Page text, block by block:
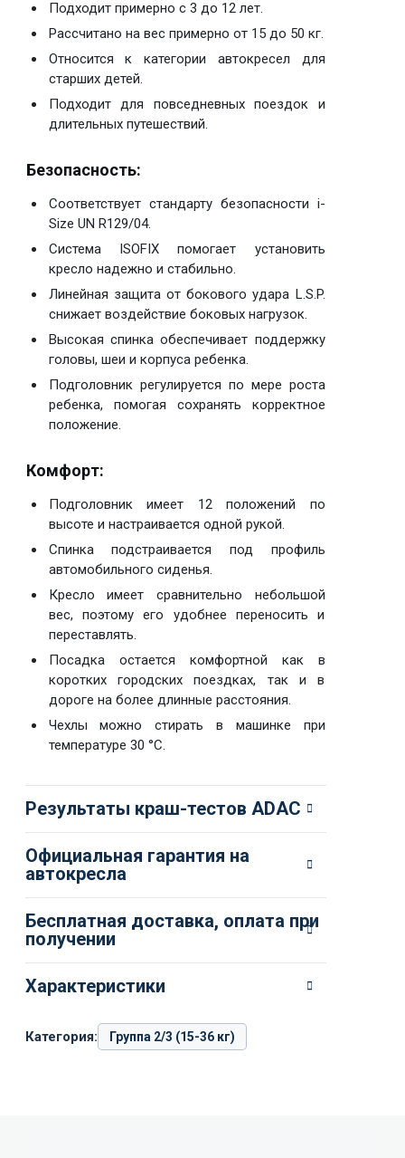
Подходит примерно с 3 до 12 лет.
Рассчитано на вес примерно от 15 до 50 кг.
Относится к категории автокресел для
старших детей.
Подходит для повседневных поездок и
длительных путешествий.
Безопасность:
Соответствует стандарту безопасности i-
Size UN R129/04.
Система ISOFIX помогает установить
кресло надежно и стабильно.
Линейная защита от бокового удара L.S.P.
снижает воздействие боковых нагрузок.
Высокая спинка обеспечивает поддержку
головы, шеи и корпуса ребенка.
Подголовник регулируется по мере роста
ребенка, помогая сохранять корректное
положение.
Комфорт:
Подголовник имеет 12 положений по
высоте и настраивается одной рукой.
Спинка подстраивается под профиль
автомобильного сиденья.
Кресло имеет сравнительно небольшой
вес, поэтому его удобнее переносить и
переставлять.
Посадка остается комфортной как в
коротких городских поездках, так и в
дороге на более длинные расстояния.
Чехлы можно стирать в машинке при
температуре 30 °C.
Результаты краш-тестов ADAC
Официальная гарантия на
автокресла
Бесплатная доставка, оплата при
получении
Характеристики
Категория: Группа 2/3 (15-36 кг)